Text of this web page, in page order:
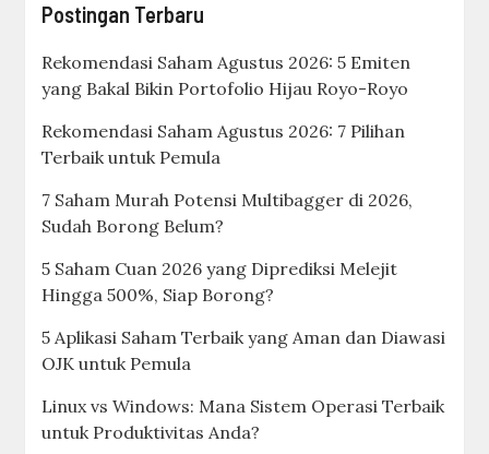
Postingan Terbaru
Rekomendasi Saham Agustus 2026: 5 Emiten
yang Bakal Bikin Portofolio Hijau Royo-Royo
Rekomendasi Saham Agustus 2026: 7 Pilihan
Terbaik untuk Pemula
7 Saham Murah Potensi Multibagger di 2026,
Sudah Borong Belum?
5 Saham Cuan 2026 yang Diprediksi Melejit
Hingga 500%, Siap Borong?
5 Aplikasi Saham Terbaik yang Aman dan Diawasi
OJK untuk Pemula
Linux vs Windows: Mana Sistem Operasi Terbaik
untuk Produktivitas Anda?